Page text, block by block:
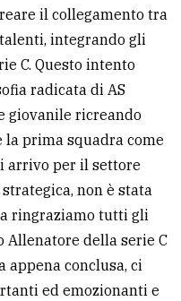
il collegamento tra
integrando gli
C. Questo intento
radicata di AS
giovanile ricreando
la prima squadra come
arrivo per il settore
non è stata
ringraziamo tutti gli
Allenatore della serie C
appena conclusa, ci
ed emozionanti e